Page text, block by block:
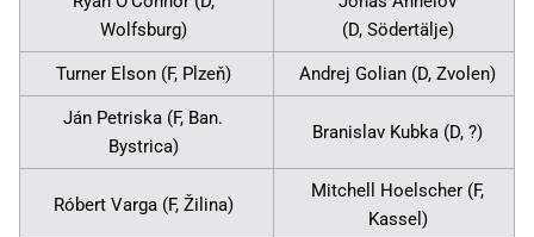
Wolfsburg)
(D, Södertälje)
Turner Elson (F, Plzeň) Andrej Golian (D, Zvolen)
Ján Petriska (F, Ban.
Bystrica)
Branislav Kubka (D, ?)
Róbert Varga (F, Žilina)
Mitchell Hoelscher (F,
Kassel)